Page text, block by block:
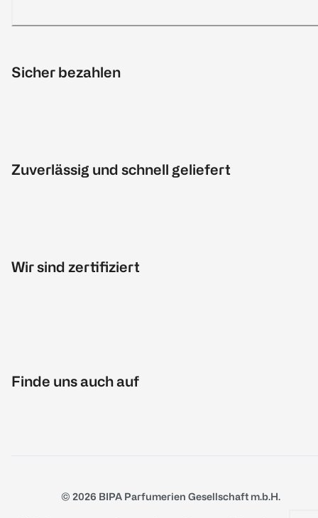
Sicher bezahlen
Zuverlässig und schnell geliefert
Wir sind zertifiziert
Finde uns auch auf
© 2026 BIPA Parfumerien Gesellschaft m.b.H.